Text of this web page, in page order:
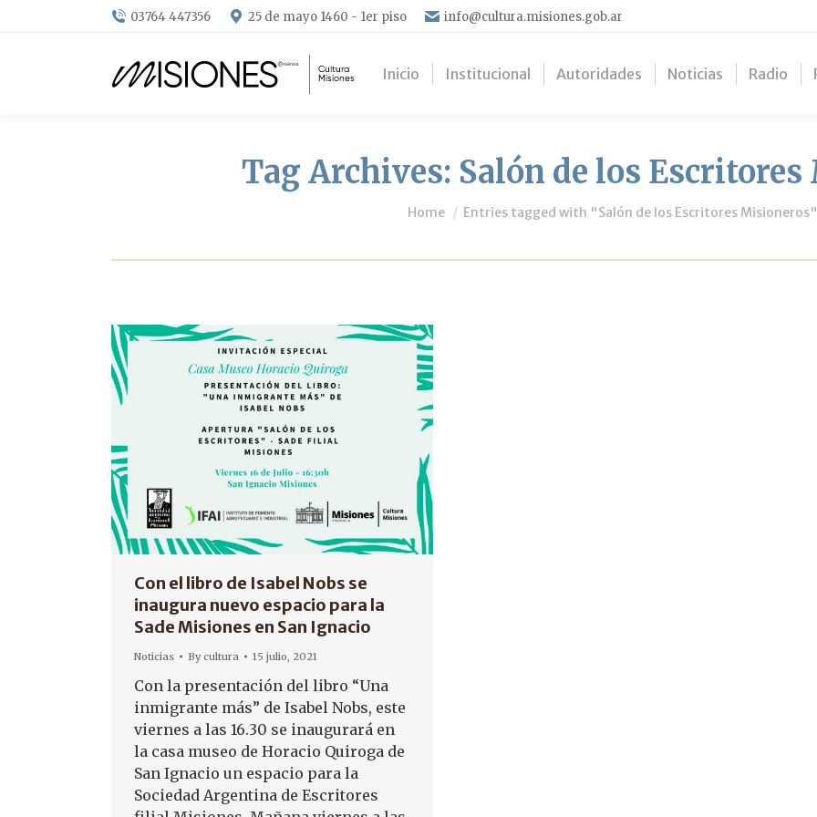
03764 447356 25 de mayo 1460 - 1er piso info@cultura.misiones.gob.ar
Inicio Institucional Autoridades Noticias Radio
Tag Archives: Salón de los
You are here:
Home Entries tagged with "Salón de los Escritores Misioneros"
Con el libro de Isabel Nobs se
inaugura nuevo espacio para la
Sade Misiones en San Ignacio
Noticias Bycultura 15 julio, 2021
Con la presentación del libro “Una
inmigrante más” de Isabel Nobs, este
viernes a las 16.30 se inaugurará en
la casa museo de Horacio Quiroga de
San Ignacio un espacio para la
Sociedad Argentina de Escritores